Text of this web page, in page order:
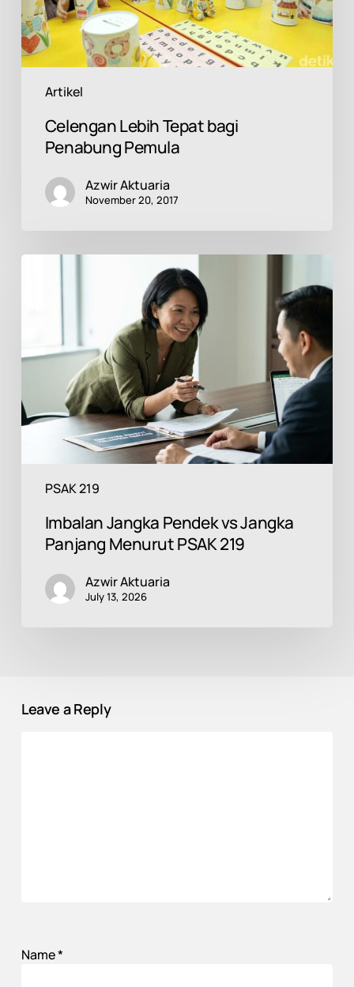
Artikel
Celengan Lebih Tepat bagi
Penabung Pemula
Azwir Aktuaria
November 20, 2017
PSAK 219
Panjang
219
Imbalan Jangka Pendek vs Jangka
Panjang Menurut PSAK 219
Azwir Aktuaria
July 13, 2026
Leave a Reply
Name*